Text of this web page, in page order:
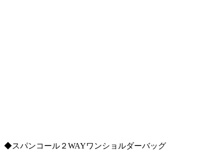
◆スパンコール２WAYワンショルダーバッグ